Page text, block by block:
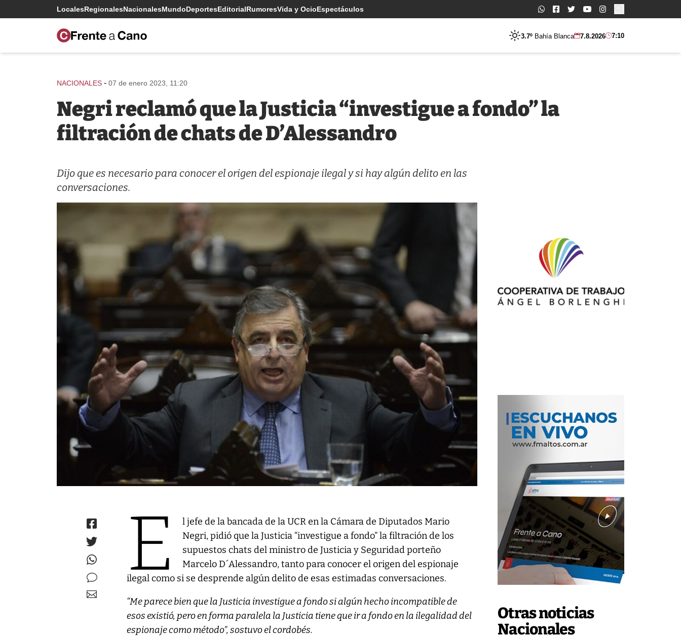
LocalesRegionalesNacionalesMundoDeportesEditorialRumoresVida y OcioEspectáculos Buscar:
3.7º Bahía Blanca 7.8.2026 7:10
Otras noticias
Nacionales
NACIONALES - 07 de enero 2023, 11:20
Negri reclamó que la Justicia “investigue a fondo” la
filtración de chats de D’Alessandro
Dijo que es necesario para conocer el origen del espionaje ilegal y si hay algún delito en las
conversaciones.
E
l jefe de la bancada de la UCR en la Cámara de Diputados Mario
Negri, pidió que la Justicia “investigue a fondo” la filtración de los
supuestos chats del ministro de Justicia y Seguridad porteño
Marcelo D´Alessandro, tanto para conocer el origen del espionaje
ilegal como si se desprende algún delito de esas estimadas conversaciones.
“Me parece bien que la Justicia investigue a fondo si algún hecho incompatible de
esos existió, pero en forma paralela la Justicia tiene que ir a fondo en la ilegalidad del
espionaje como método”, sostuvo el cordobés.